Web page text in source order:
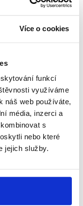
Více o cookies
funkcí
využíváme
náš web používáte,
média, inzerci a
s
nebo které
jejich služby.
jsme ovšem,
srovnatelnou
proto hodnotíme